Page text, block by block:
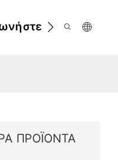
Μαζί Μας
ΠΡΟΪΌΝΤΑ